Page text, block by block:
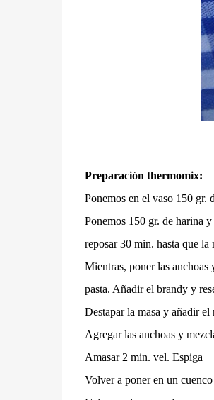
Preparación thermomix:
Ponemos en el vaso 150 gr.
Ponemos 150 gr. de harina
reposar 30 min. hasta que la
Mientras, poner las anchoas
pasta. Añadir el brandy y
Destapar la masa y añadir
Agregar las anchoas y
Amasar 2 min. vel. Espiga
Volver a poner en un